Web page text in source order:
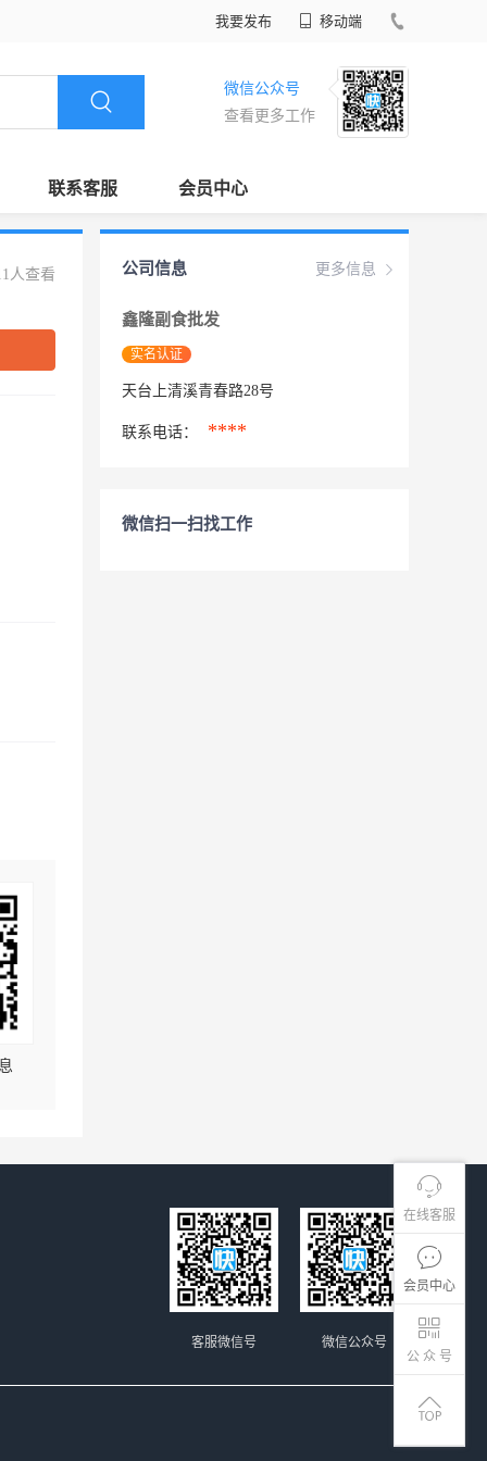
我要发布 移动端
微信公众号
查看更多工作
联系客服 会员中心
在线客服
会员中心
公 众 号
人查看 更多信息
公司信息
鑫隆副食批发
实名认证
天台上清溪青春路28号
联系电话： ****
微信扫一扫找工作
微信公众号
客服微信号